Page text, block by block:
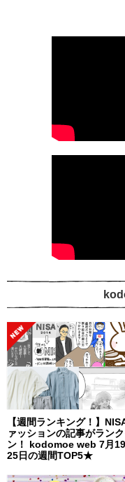
【週間ランキング！】
ァッションの記事がランク
ン！ kodomoe web 7月
25日の週間TOP5★